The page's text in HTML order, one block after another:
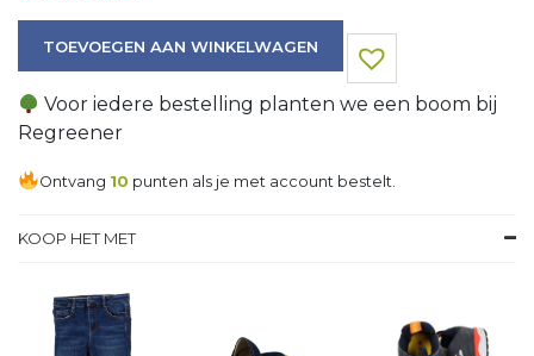
TOEVOEGEN AAN WINKELWAGEN
Voor iedere bestelling planten we een boom bij
Regreener
Ontvang 10 punten als je met account bestelt.
KOOP HET MET